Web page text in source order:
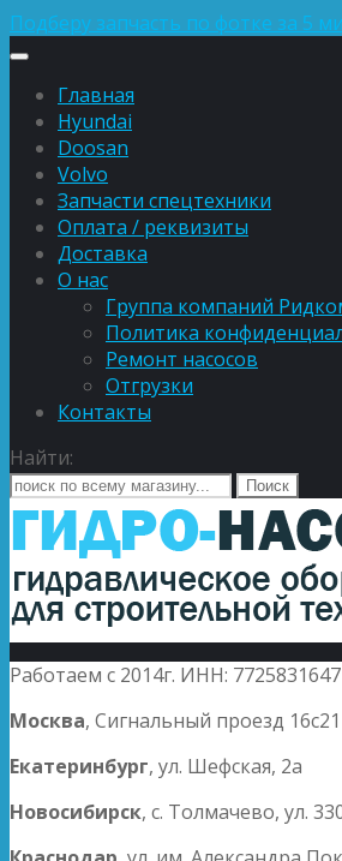
Подберу запчасть по фотке за 5
Главная
Hyundai
Doosan
Volvo
Запчасти спецтехники
Оплата / реквизиты
Доставка
О нас
Группа компаний
Политика
Ремонт насосов
Отгрузки
Контакты
Найти:
Работаем с 2014г. ИНН: 7725831647
Москва, Сигнальный проезд 16с21
Екатеринбург, ул. Шефская, 2а
Новосибирск, с. Толмачево, ул.